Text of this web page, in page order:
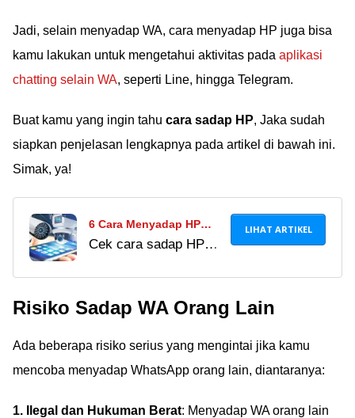
Jadi, selain menyadap WA, cara menyadap HP juga bisa
kamu lakukan untuk mengetahui aktivitas pada aplikasi
chatting selain WA, seperti Line, hingga Telegram.
Buat kamu yang ingin tahu cara sadap HP, Jaka sudah
siapkan penjelasan lengkapnya pada artikel di bawah ini.
Simak, ya!
6 Cara Menyadap HP
Tanpa Ketahuan Jarak
Cek cara sadap HP
ribet. Simak
LIHAT ARTIKEL
Risiko Sadap WA Orang Lain
Ada beberapa risiko serius yang mengintai jika kamu
mencoba menyadap WhatsApp orang lain, diantaranya:
1. Ilegal dan Hukuman Berat: Menyadap WA orang lain